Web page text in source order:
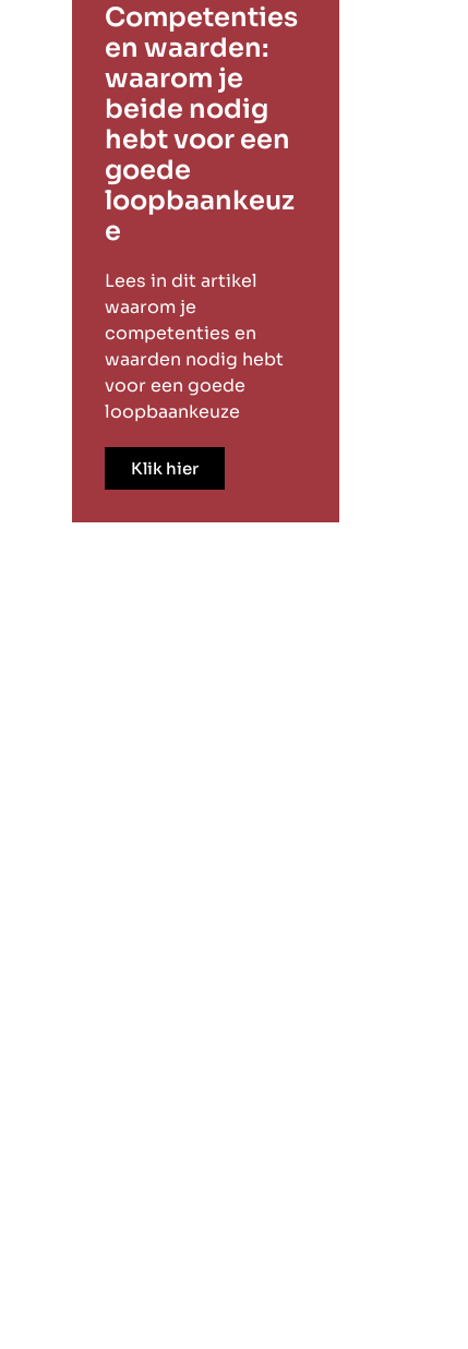
Competenties
en waarden:
waarom je
beide nodig
hebt voor een
goede
loopbaankeuz
e
Lees in dit artikel
waarom je
competenties en
waarden nodig hebt
voor een goede
loopbaankeuze
Klik hier